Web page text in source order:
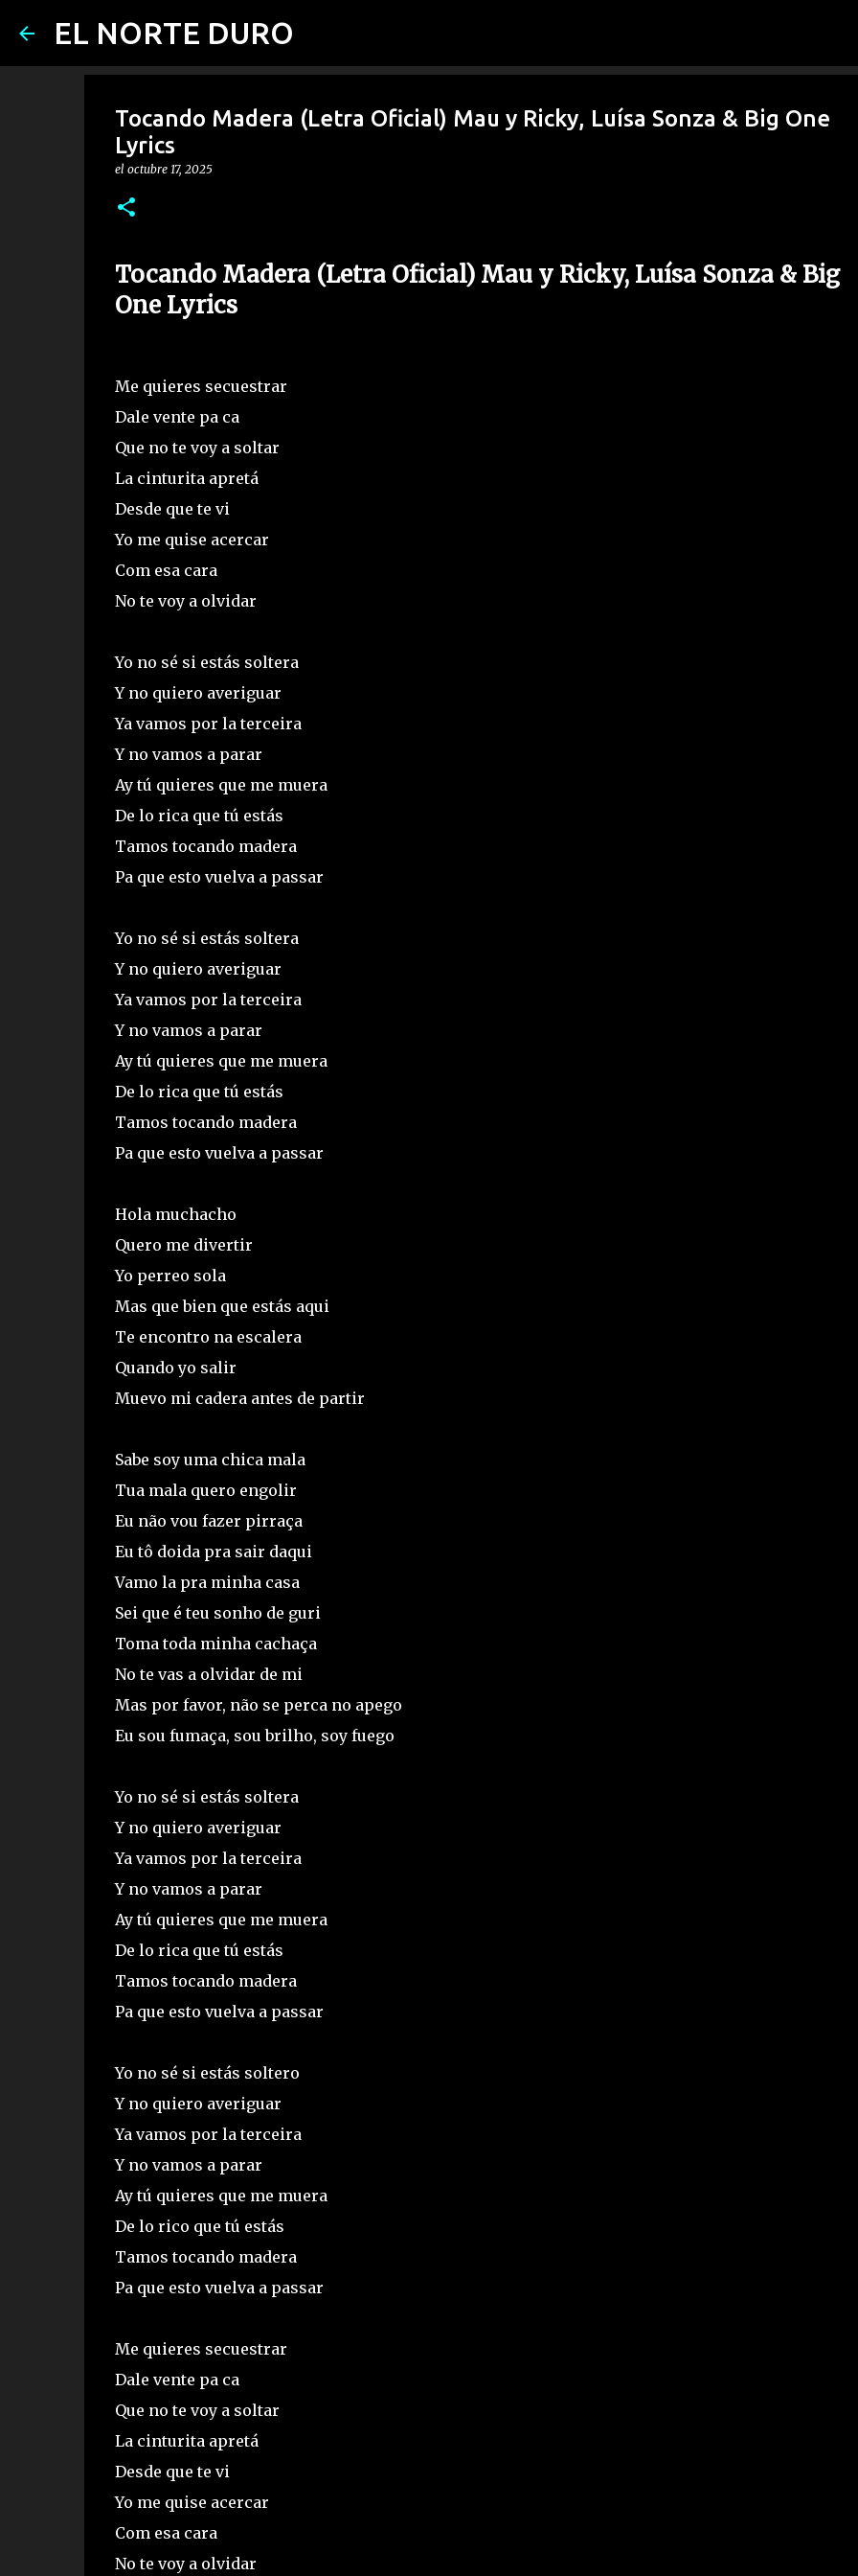
EL NORTE DURO
Tocando Madera (Letra Oficial) Mau y Ricky, Luísa Sonza & Big One
Lyrics
el octubre 17, 2025
Tocando Madera (Letra Oficial) Mau y Ricky, Luísa Sonza & Big
One Lyrics
Me quieres secuestrar
Dale vente pa ca
Que no te voy a soltar
La cinturita apretá
Desde que te vi
Yo me quise acercar
Com esa cara
No te voy a olvidar
Yo no sé si estás soltera
Y no quiero averiguar
Ya vamos por la terceira
Y no vamos a parar
Ay tú quieres que me muera
De lo rica que tú estás
Tamos tocando madera
Pa que esto vuelva a passar
Yo no sé si estás soltera
Y no quiero averiguar
Ya vamos por la terceira
Y no vamos a parar
Ay tú quieres que me muera
De lo rica que tú estás
Tamos tocando madera
Pa que esto vuelva a passar
Hola muchacho
Quero me divertir
Yo perreo sola
Mas que bien que estás aqui
Te encontro na escalera
Quando yo salir
Muevo mi cadera antes de partir
Sabe soy uma chica mala
Tua mala quero engolir
Eu não vou fazer pirraça
Eu tô doida pra sair daqui
Vamo la pra minha casa
Sei que é teu sonho de guri
Toma toda minha cachaça
No te vas a olvidar de mi
Mas por favor, não se perca no apego
Eu sou fumaça, sou brilho, soy fuego
Yo no sé si estás soltera
Y no quiero averiguar
Ya vamos por la terceira
Y no vamos a parar
Ay tú quieres que me muera
De lo rica que tú estás
Tamos tocando madera
Pa que esto vuelva a passar
Yo no sé si estás soltero
Y no quiero averiguar
Ya vamos por la terceira
Y no vamos a parar
Ay tú quieres que me muera
De lo rico que tú estás
Tamos tocando madera
Pa que esto vuelva a passar
Me quieres secuestrar
Dale vente pa ca
Que no te voy a soltar
La cinturita apretá
Desde que te vi
Yo me quise acercar
Com esa cara
No te voy a olvidar